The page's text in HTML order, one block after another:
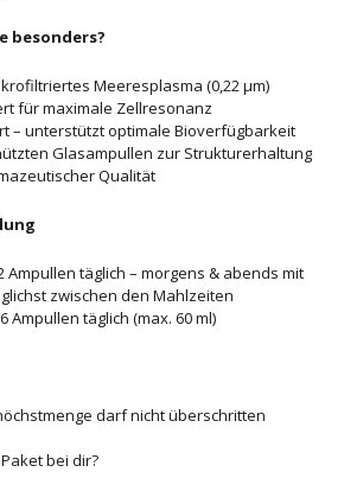
besonders?
Meeresplasma (0,22 μm)
für maximale Zellresonanz
– unterstützt optimale Bioverfügbarkeit
Glasampullen zur Strukturerhaltung
Qualität
Ampullen täglich – morgens & abends mit
zwischen den Mahlzeiten
Ampullen täglich (max. 60 ml)
darf nicht überschritten
bei dir?